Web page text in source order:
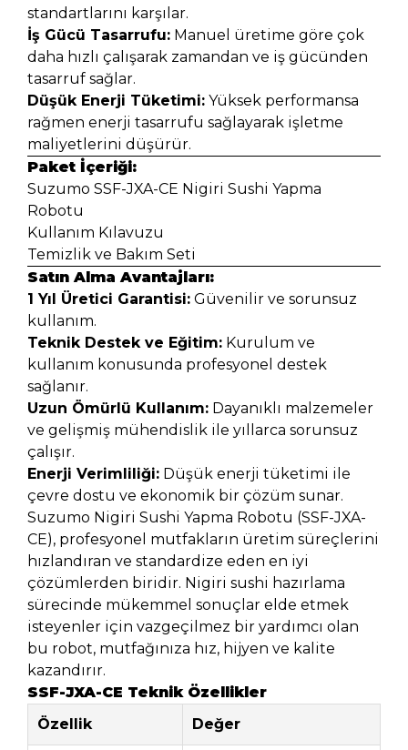
standartlarını karşılar.
İş Gücü Tasarrufu: Manuel üretime göre çok
daha hızlı çalışarak zamandan ve iş gücünden
tasarruf sağlar.
Düşük Enerji Tüketimi: Yüksek performansa
rağmen enerji tasarrufu sağlayarak işletme
maliyetlerini düşürür.
Paket İçeriği:
Suzumo SSF-JXA-CE Nigiri Sushi Yapma
Robotu
Kullanım Kılavuzu
Temizlik ve Bakım Seti
Satın Alma Avantajları:
1 Yıl Üretici Garantisi: Güvenilir ve sorunsuz
kullanım.
Teknik Destek ve Eğitim: Kurulum ve
kullanım konusunda profesyonel destek
sağlanır.
Uzun Ömürlü Kullanım: Dayanıklı malzemeler
ve gelişmiş mühendislik ile yıllarca sorunsuz
çalışır.
Enerji Verimliliği: Düşük enerji tüketimi ile
çevre dostu ve ekonomik bir çözüm sunar.
Suzumo Nigiri Sushi Yapma Robotu (SSF-JXA-
CE), profesyonel mutfakların üretim süreçlerini
hızlandıran ve standardize eden en iyi
çözümlerden biridir. Nigiri sushi hazırlama
sürecinde mükemmel sonuçlar elde etmek
isteyenler için vazgeçilmez bir yardımcı olan
bu robot, mutfağınıza hız, hijyen ve kalite
kazandırır.
SSF-JXA-CE Teknik Özellikler
Özellik
Değer